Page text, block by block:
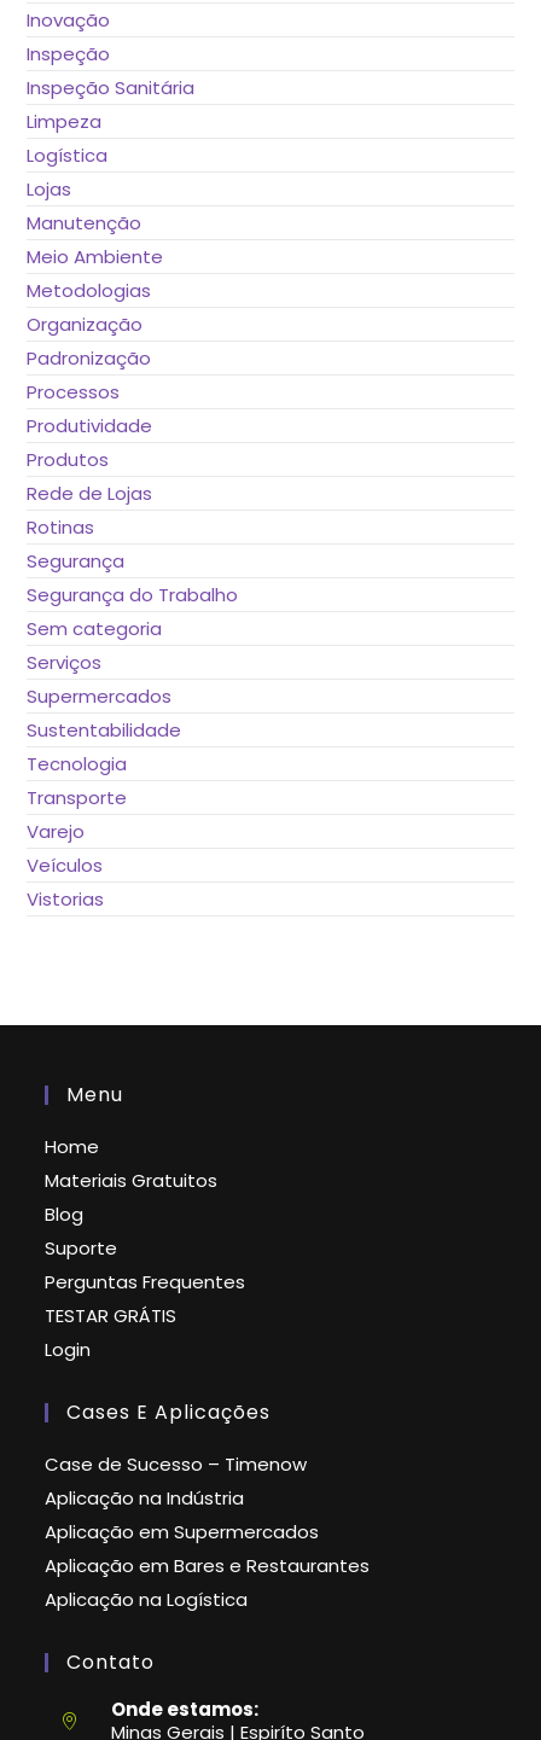
Inovação
Inspeção
Inspeção Sanitária
Limpeza
Logística
Lojas
Manutenção
Meio Ambiente
Metodologias
Organização
Padronização
Processos
Produtividade
Produtos
Rede de Lojas
Rotinas
Segurança
Segurança do Trabalho
Sem categoria
Serviços
Supermercados
Sustentabilidade
Tecnologia
Transporte
Varejo
Veículos
Vistorias
Menu
Home
Materiais Gratuitos
Blog
Suporte
Perguntas Frequentes
TESTAR GRÁTIS
Login
Cases E Aplicações
Case de Sucesso – Timenow
Aplicação na Indústria
Aplicação em Supermercados
Aplicação em Bares e Restaurantes
Aplicação na Logística
Contato
Onde estamos:
Minas Gerais | Espiríto Santo